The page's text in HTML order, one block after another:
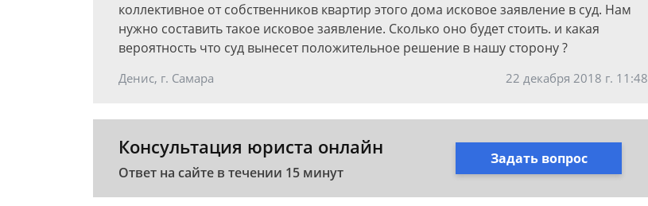
коллективное от собственников квартир этого дома исковое заявление в суд. Нам
нужно составить такое исковое заявление. Сколько оно будет стоить. и какая
вероятность что суд вынесет положительное решение в нашу сторону ?
Денис, г. Самара 22 декабря 2018 г. 11:48
Консультация юриста онлайн
Ответ на сайте в течении 15 минут
Задать вопрос